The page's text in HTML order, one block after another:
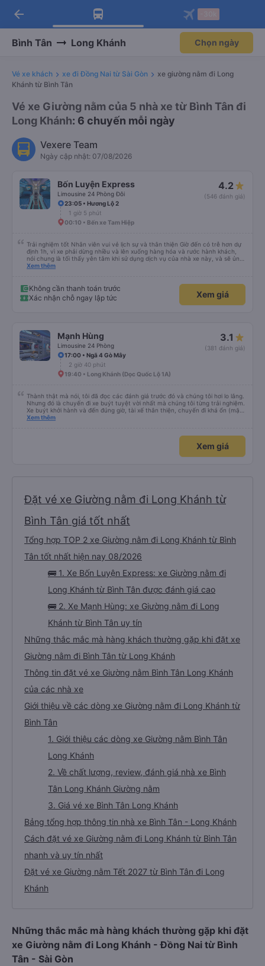
Tải app Vexere ngay!
Nhận ưu đãi thành viên độc
Mở app
Tải app Vexere
-30k/ghế khi đặt vé máy bay qua
Mở app
arrow_back
Bình Tân Long Khánh Chọn ngày
Vé xe khách xe đi Đồng Nai từ Sài Gòn
xe giường nằm đi Long
Khánh từ Bình Tân
Vé xe Giường nằm của 5 nhà xe từ Bình Tân đi
Long Khánh: 6 chuyến mỗi ngày
Vexere Team
Ngày cập nhật: 07/08/2026
Bốn Luyện Express
Limousine 24 Phòng Đôi
4.2
(546 đánh giá)
23:05 • Hương Lộ 2
1 giờ 5 phút
00:10 • Bến xe Tam Hiệp
Trải nghiệm tốt Nhân viên vui vẻ lịch sự và thân thiện Giờ đến có trễ hơn dự
định 1h, vì xe phải dừng nhiều và lên xuống hàng hóa và rước hành khách,
nói chung là tối thấy yên tâm khi sử dụng dịch vụ của nhà xe này, và sẽ ủng
hộ và giới thiệu cho người thân sử dụng dịch vụ của nhà xe này
Xem thêm
Không cần thanh toán trước
Xác nhận chỗ ngay lập tức
Xem giá
Mạnh Hùng
Limousine 24 Phòng
3.1
(381 đánh giá)
17:00 • Ngã 4 Gò Mây
2 giờ 40 phút
19:40 • Long Khánh (Dọc Quốc Lộ 1A)
Thành thật mà nói, tôi đã đọc các đánh giá trước đó và chúng tôi hơi lo lắng.
Nhưng đó là chuyến đi xe buýt tuyệt vời nhất mà chúng tôi từng trải nghiệm.
Xe buýt khởi hành và đến đúng giờ, tài xế thân thiện, chuyến đi khá ổn (mặc
dù vẫn hơi xóc, nhưng đó là đặc trưng của Việt Nam ^^), và chỗ ngồi thoải
Xem thêm
Xem giá
Đặt vé xe Giường nằm đi Long Khánh từ
Bình Tân giá tốt nhất
Tổng hợp TOP 2 xe Giường nằm đi Long Khánh từ Bình
Tân tốt nhất hiện nay 08/2026
🚌 1. Xe Bốn Luyện Express: xe Giường nằm đi
Long Khánh từ Bình Tân được đánh giá cao
🚌 2. Xe Mạnh Hùng: xe Giường nằm đi Long
Khánh từ Bình Tân uy tín
Những thắc mắc mà hàng khách thường gặp khi đặt xe
Giường nằm đi Bình Tân từ Long Khánh
Thông tin đặt vé xe Giường nằm Bình Tân Long Khánh
của các nhà xe
Giới thiệu về các dòng xe Giường nằm đi Long Khánh từ
Bình Tân
1. Giới thiệu các dòng xe Giường nằm Bình Tân
Long Khánh
2. Về chất lượng, review, đánh giá nhà xe Bình
Tân Long Khánh Giường nằm
3. Giá vé xe Bình Tân Long Khánh
Bảng tổng hợp thông tin nhà xe Bình Tân - Long Khánh
Cách đặt vé xe Giường nằm đi Long Khánh từ Bình Tân
nhanh và uy tín nhất
Đặt vé xe Giường nằm Tết 2027 từ Bình Tân đi Long
Khánh
Những thắc mắc mà hàng khách thường gặp khi đặt
xe Giường nằm đi Long Khánh - Đồng Nai từ Bình
Tân - Sài Gòn